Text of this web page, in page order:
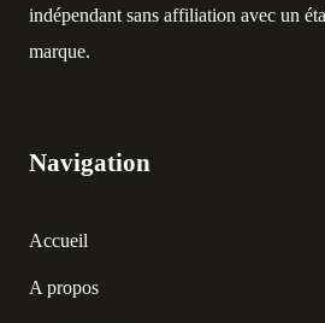
indépendant sans affiliation avec un
marque.
Navigation
Accueil
A propos